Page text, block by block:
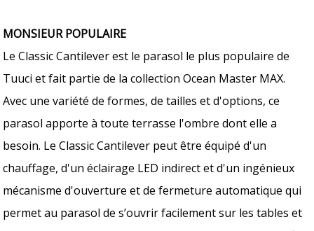
MONSIEUR POPULAIRE
Le Classic Cantilever est le parasol le plus populaire de
Tuuci et fait partie de la collection Ocean Master MAX.
Avec une variété de formes, de tailles et d'options, ce
parasol apporte à toute terrasse l'ombre dont elle a
besoin. Le Classic Cantilever peut être équipé d'un
chauffage, d'un éclairage LED indirect et d'un ingénieux
mécanisme d'ouverture et de fermeture automatique qui
permet au parasol de s’ouvrir facilement sur les tables et